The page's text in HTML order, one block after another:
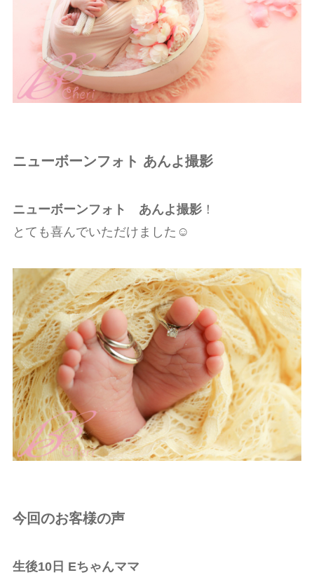
ニューボーンフォト あんよ撮影
ニューボーンフォト あんよ撮影！
とても喜んでいただけました☺️
今回のお客様の声
生後10日 Eちゃんママ